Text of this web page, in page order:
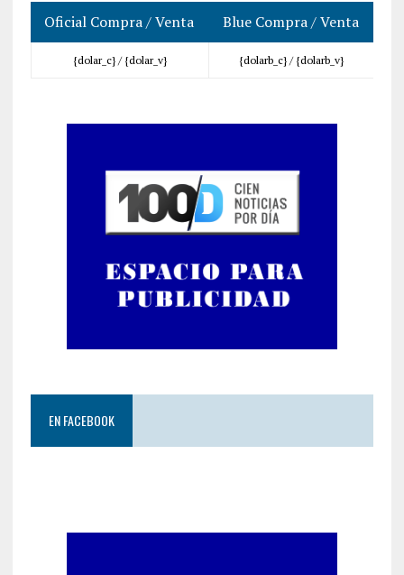
Oficial Compra / Venta
Blue Compra / Venta
{dolar_c} / {dolar_v} {dolarb_c} / {dolarb_v}
EN FACEBOOK